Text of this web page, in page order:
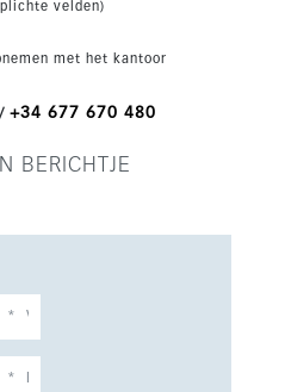
is de villa
glas,
hele huis,
home-systeem, open
binnenzwembad.
kans op een
velden)
met het kantoor
/ +34 677 670 480
BERICHTJE